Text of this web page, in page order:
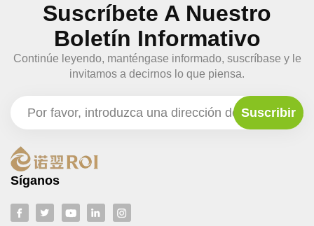
Suscríbete A Nuestro
Boletín Informativo
Continúe leyendo, manténgase informado, suscríbase y le
invitamos a decirnos lo que piensa.
Síganos